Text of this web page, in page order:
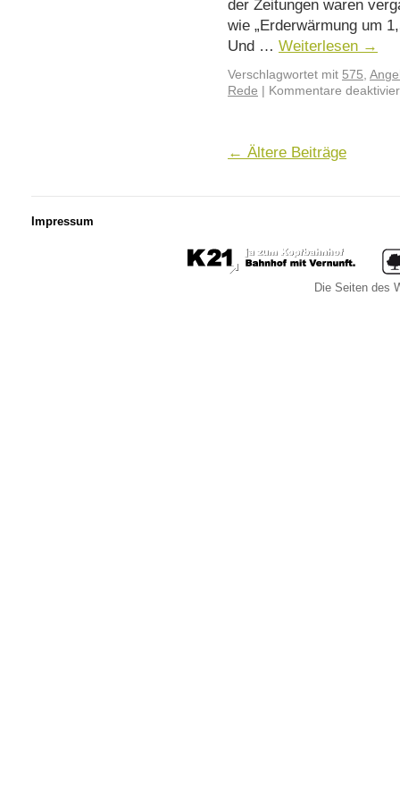
der Zeitungen waren
wie „Erderwärmung um
Und … Weiterlesen →
Verschlagwortet mit 575,
Rede
Kommentare
← Ältere Beiträge
Impressum
Die Seiten des